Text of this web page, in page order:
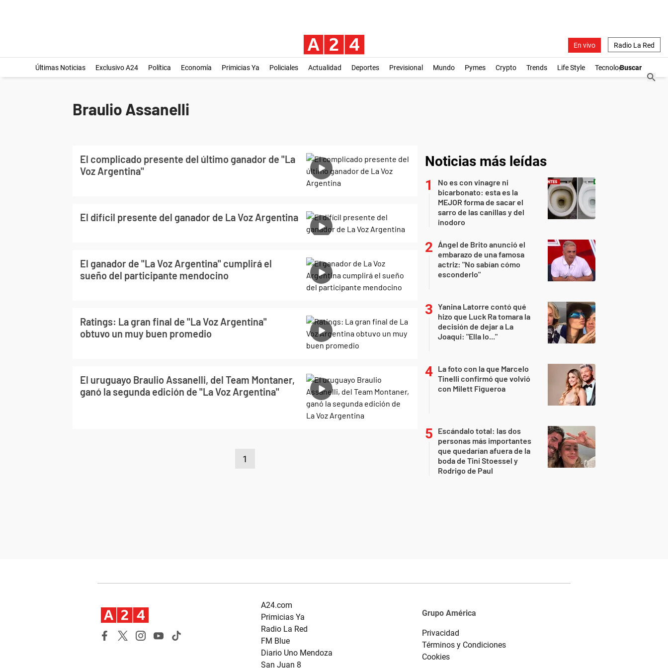
En vivo Radio La Red
Últimas Noticias Exclusivo A24 Política Economía Primicias Ya Policiales Actualidad Deportes Previsional Mundo Pymes Crypto Trends Life Style Tecnología
Braulio Assanelli
El complicado presente del último ganador de "La
Voz Argentina"
El difícil presente del ganador de La Voz Argentina
El ganador de "La Voz Argentina" cumplirá el
sueño del participante mendocino
Ratings: La gran final de "La Voz Argentina"
obtuvo un muy buen promedio
El uruguayo Braulio Assanelli, del Team Montaner,
ganó la segunda edición de "La Voz Argentina"
1
Noticias más leídas
No es con vinagre ni
bicarbonato: esta es la
MEJOR forma de sacar el
sarro de las canillas y del
inodoro
Ángel de Brito anunció el
embarazo de una famosa
actriz: "No sabían cómo
esconderlo"
Yanina Latorre contó qué
hizo que Luck Ra tomara la
decisión de dejar a La
Joaqui: "Ella lo..."
La foto con la que Marcelo
Tinelli confirmó que volvió
con Milett Figueroa
Escándalo total: las dos
personas más importantes
que quedarían afuera de la
boda de Tini Stoessel y
Rodrigo de Paul
A24.com
Primicias Ya
Radio La Red
FM Blue
Diario Uno Mendoza
San Juan 8
Grupo América
Privacidad
Términos y Condiciones
Cookies